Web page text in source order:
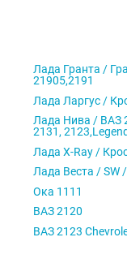
Лада Гранта /
21905,2191
Лада Ларгус /
Лада Нива / ВАЗ
2131,
Лада X-Ray /
Лада Веста / SW
Ока 1111
ВАЗ 2120
ВАЗ 2123